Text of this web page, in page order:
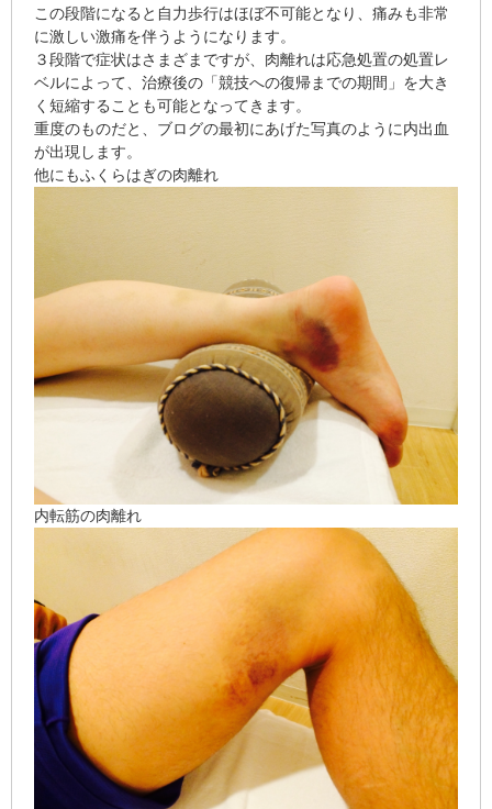
この段階になると自力歩行はほぼ不可能となり、痛みも非常
に激しい激痛を伴うようになります。
３段階で症状はさまざまですが、肉離れは応急処置の処置レ
ベルによって、治療後の「競技への復帰までの期間」を大き
く短縮することも可能となってきます。
重度のものだと、ブログの最初にあげた写真のように内出血
が出現します。
他にもふくらはぎの肉離れ
内転筋の肉離れ